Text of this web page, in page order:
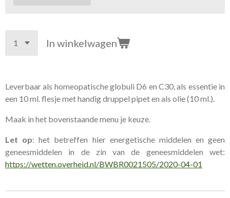
In winkelwagen
Leverbaar als homeopatische globuli D6 en C30, als essentie in
een 10 ml. flesje met handig druppel pipet en als olie (10 ml.).
Maak in het bovenstaande menu je keuze.
Let op: het betreffen hier energetische middelen en geen
geneesmiddelen in de zin van de geneesmiddelen wet:
https://wetten.overheid.nl/BWBR0021505/2020-04-01